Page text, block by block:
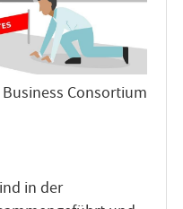
Consortium
in der